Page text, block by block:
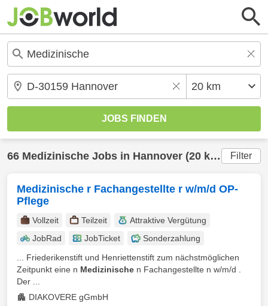
66 Medizinische Jobs in Hannover (20 km) gefunden Filter
Medizinische r Fachangestellte r w/m/d OP-
Pflege
Vollzeit Teilzeit
Attraktive Vergütung
JobRad
JobTicket
Sonderzahlung
... Friederikenstift und Henriettenstift zum nächstmöglichen
Zeitpunkt eine n Medizinische n Fachangestellte n w/m/d .
Der ...
DIAKOVERE gGmbH